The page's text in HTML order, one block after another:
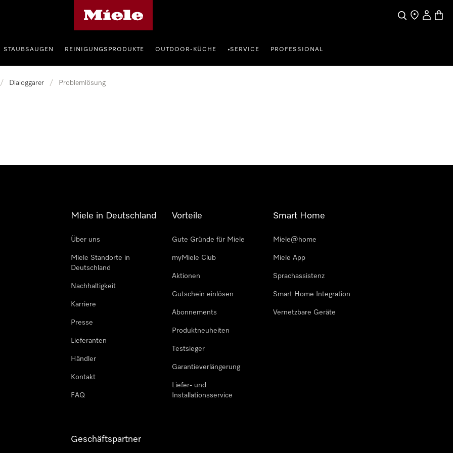
SucheHändler
Mein
STAUBSAUGEN REINIGUNGSPRODUKTE OUTDOOR-KÜCHE •SERVICE PROFESSIONAL
/ Dialoggarer / Problemlösung
Miele in Deutschland
Über uns
Miele Standorte in
Deutschland
Nachhaltigkeit
Karriere
Presse
Lieferanten
Händler
Kontakt
FAQ
Vorteile
Gute Gründe für Miele
myMiele Club
Aktionen
Gutschein einlösen
Abonnements
Produktneuheiten
Testsieger
Garantieverlängerung
Liefer- und
Installationsservice
Smart Home
Miele@home
Miele App
Sprachassistenz
Smart Home Integration
Vernetzbare Geräte
Geschäftspartner